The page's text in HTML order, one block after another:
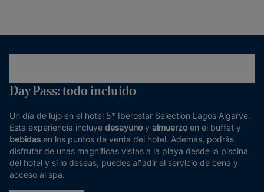
Day Pass: todo incluido
Un día de lujo en el hotel 5* Iberostar Selection Lagos Algarve.
Esta experiencia incluye desayuno y almuerzo en el buffet y
bebidas en los puntos de venta del hotel. Además, podrás
disfrutar de unas magníficas vistas a la playa desde la piscina
del hotel y si lo deseas, puedes añadir el servicio de cena y
acceso al spa.